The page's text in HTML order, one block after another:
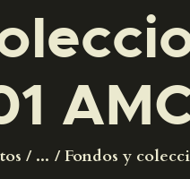
... Fondos y